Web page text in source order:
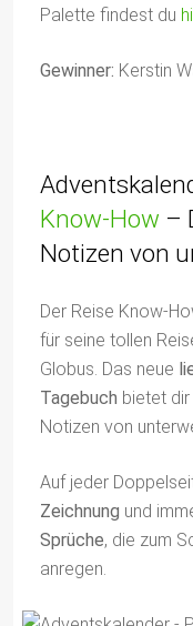
Palette findest du
Gewinner: Kerstin
Know-How –
Notizen von
Der Reise Know-
für seine tollen
Globus. Das neue
Tagebuch bietet
Notizen von
Auf jeder
Zeichnung und
Sprüche, die zum
anregen.